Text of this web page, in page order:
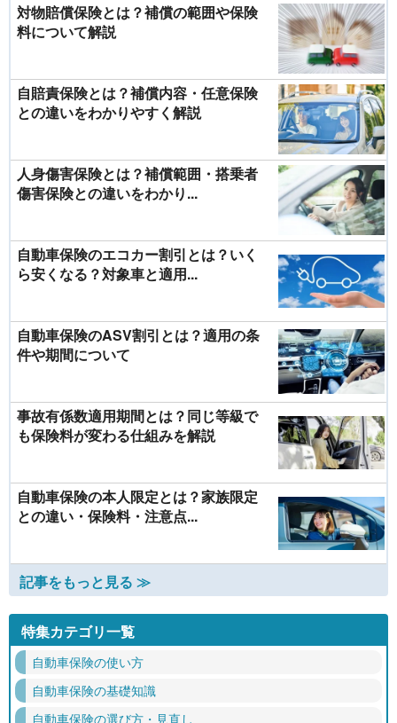
対物賠償保険とは？補償の範囲や保険
料について解説
自賠責保険とは？補償内容・任意保険
との違いをわかりやすく解説
人身傷害保険とは？補償範囲・搭乗者
傷害保険との違いをわかり...
自動車保険のエコカー割引とは？いく
ら安くなる？対象車と適用...
自動車保険のASV割引とは？適用の条
件や期間について
事故有係数適用期間とは？同じ等級で
も保険料が変わる仕組みを解説
自動車保険の本人限定とは？家族限定
との違い・保険料・注意点...
記事をもっと見る ≫
特集カテゴリ一覧
自動車保険の使い方
自動車保険の基礎知識
自動車保険の選び方・見直し